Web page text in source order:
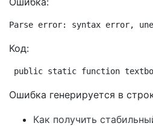
Parse error: syntax error,
Код:
public static function
Ошибка генерируется в
Как получить